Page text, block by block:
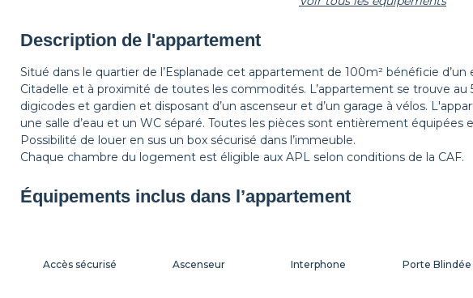
Étagère
Table de chevet Lampe de chevet
Tapis de sol
Description de l'appartement
Situé dans le quartier de l’Esplanade cet appartement de 100m² bénéficie
Citadelle et à proximité de toutes les commodités. L’appartement se trouve
digicodes et gardien et disposant d’un ascenseur et d’un garage à vélos.
une salle d’eau et un WC séparé. Toutes les pièces sont entièrement équipées
Possibilité de louer en sus un box sécurisé dans l’immeuble.
Chaque chambre du logement est éligible aux APL selon conditions de la CAF.
Équipements inclus dans l’appartement
Accès sécurisé Ascenseur Interphone Porte Blindée